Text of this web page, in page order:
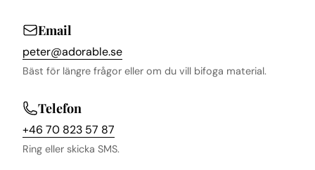
Email
peter@adorable.se
Bäst för längre frågor eller om du vill bifoga material.
Telefon
+46 70 823 57 87
Ring eller skicka SMS.